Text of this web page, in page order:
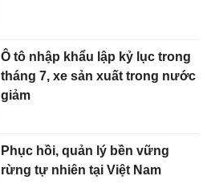
Ô tô nhập khẩu lập kỷ lục trong
tháng 7, xe sản xuất trong nước
giảm
Phục hồi, quản lý bền vững
rừng tự nhiên tại Việt Nam